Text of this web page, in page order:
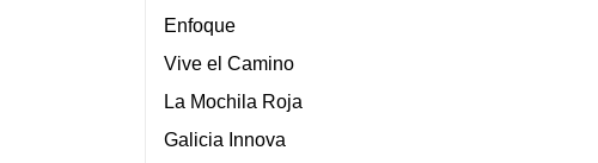
Enfoque
Vive el Camino
La Mochila Roja
Galicia Innova